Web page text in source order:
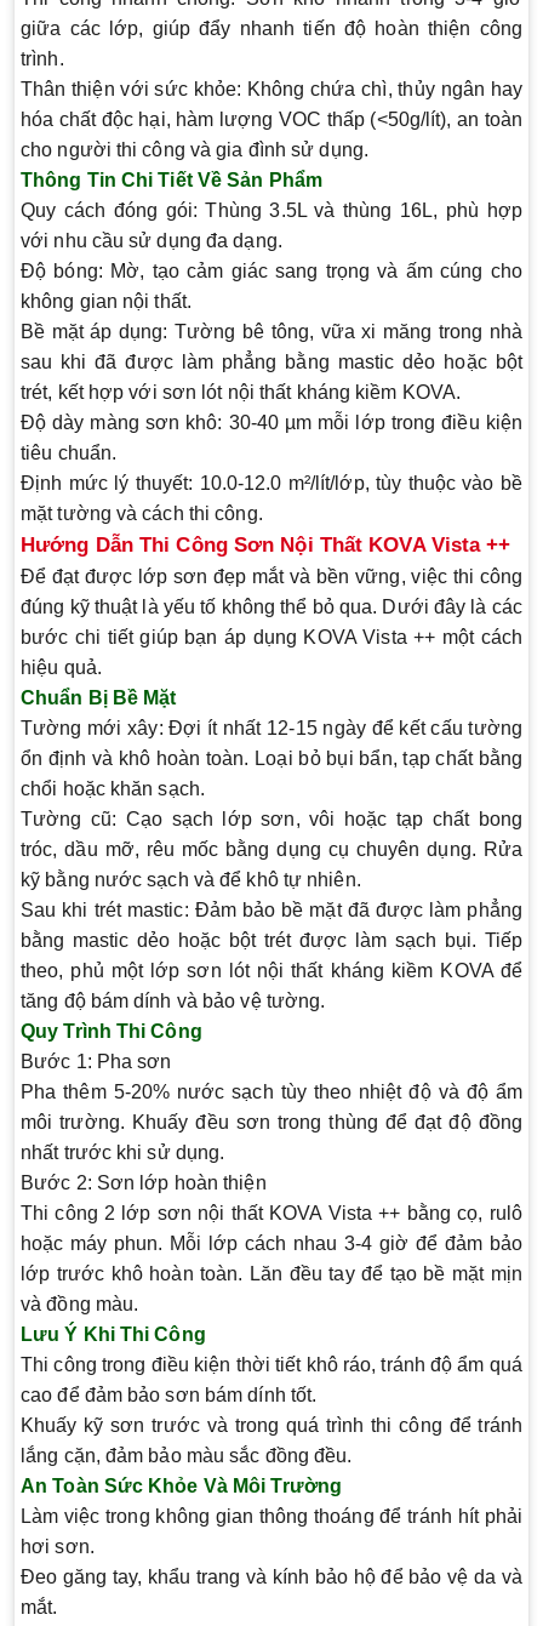
giữa các lớp, giúp đẩy nhanh tiến độ hoàn thiện công
trình.
Thân thiện với sức khỏe: Không chứa chì, thủy ngân hay
hóa chất độc hại, hàm lượng VOC thấp (<50g/lít), an toàn
cho người thi công và gia đình sử dụng.
Thông Tin Chi Tiết Về Sản Phẩm
Quy cách đóng gói: Thùng 3.5L và thùng 16L, phù hợp
với nhu cầu sử dụng đa dạng.
Độ bóng: Mờ, tạo cảm giác sang trọng và ấm cúng cho
không gian nội thất.
Bề mặt áp dụng: Tường bê tông, vữa xi măng trong nhà
sau khi đã được làm phẳng bằng mastic dẻo hoặc bột
trét, kết hợp với sơn lót nội thất kháng kiềm KOVA.
Độ dày màng sơn khô: 30-40 µm mỗi lớp trong điều kiện
tiêu chuẩn.
Định mức lý thuyết: 10.0-12.0 m²/lít/lớp, tùy thuộc vào bề
mặt tường và cách thi công.
Hướng Dẫn Thi Công Sơn Nội Thất KOVA Vista ++
Để đạt được lớp sơn đẹp mắt và bền vững, việc thi công
đúng kỹ thuật là yếu tố không thể bỏ qua. Dưới đây là các
bước chi tiết giúp bạn áp dụng KOVA Vista ++ một cách
hiệu quả.
Chuẩn Bị Bề Mặt
Tường mới xây: Đợi ít nhất 12-15 ngày để kết cấu tường
ổn định và khô hoàn toàn. Loại bỏ bụi bẩn, tạp chất bằng
chổi hoặc khăn sạch.
Tường cũ: Cạo sạch lớp sơn, vôi hoặc tạp chất bong
tróc, dầu mỡ, rêu mốc bằng dụng cụ chuyên dụng. Rửa
kỹ bằng nước sạch và để khô tự nhiên.
Sau khi trét mastic: Đảm bảo bề mặt đã được làm phẳng
bằng mastic dẻo hoặc bột trét được làm sạch bụi. Tiếp
theo, phủ một lớp sơn lót nội thất kháng kiềm KOVA để
tăng độ bám dính và bảo vệ tường.
Quy Trình Thi Công
Bước 1: Pha sơn
Pha thêm 5-20% nước sạch tùy theo nhiệt độ và độ ẩm
môi trường. Khuấy đều sơn trong thùng để đạt độ đồng
nhất trước khi sử dụng.
Bước 2: Sơn lớp hoàn thiện
Thi công 2 lớp sơn nội thất KOVA Vista ++ bằng cọ, rulô
hoặc máy phun. Mỗi lớp cách nhau 3-4 giờ để đảm bảo
lớp trước khô hoàn toàn. Lăn đều tay để tạo bề mặt mịn
và đồng màu.
Lưu Ý Khi Thi Công
Thi công trong điều kiện thời tiết khô ráo, tránh độ ẩm quá
cao để đảm bảo sơn bám dính tốt.
Khuấy kỹ sơn trước và trong quá trình thi công để tránh
lắng cặn, đảm bảo màu sắc đồng đều.
An Toàn Sức Khỏe Và Môi Trường
Làm việc trong không gian thông thoáng để tránh hít phải
hơi sơn.
Đeo găng tay, khẩu trang và kính bảo hộ để bảo vệ da và
mắt.